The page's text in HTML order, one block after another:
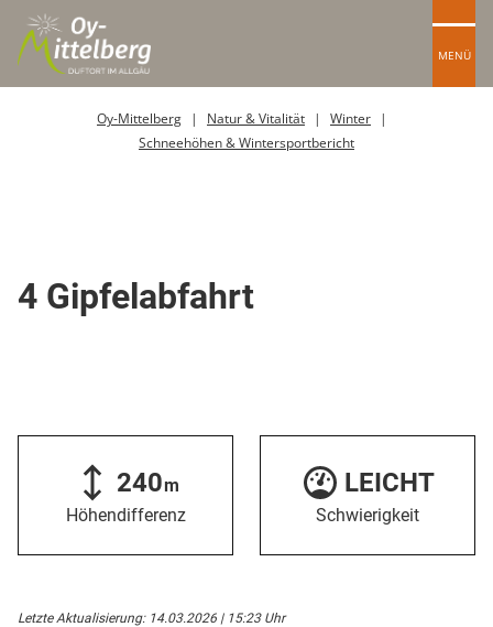
MENÜ
Oy-Mittelberg Natur & Vitalität
Winter
Schneehöhen & Wintersportbericht
4 Gipfelabfahrt
240m
Höhendifferenz
LEICHT
Schwierigkeit
Letzte Aktualisierung: 14.03.2026 | 15:23 Uhr